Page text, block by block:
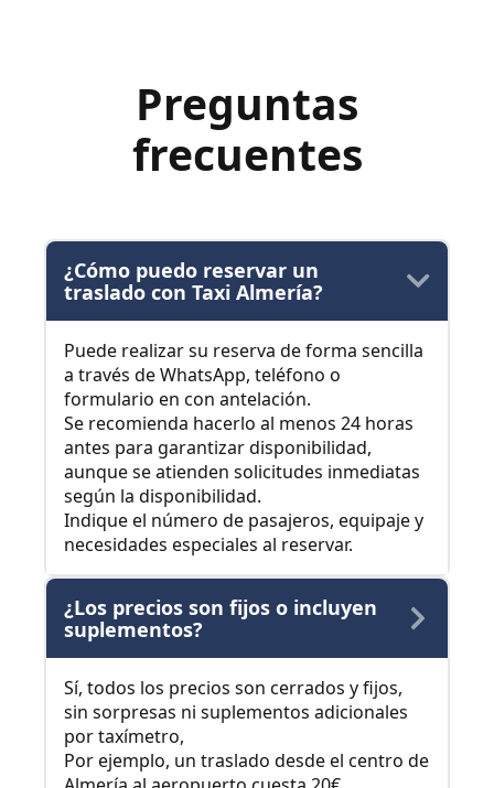
Preguntas
frecuentes
¿Cómo puedo reservar un
traslado con Taxi Almería?
Puede realizar su reserva de forma sencilla
a través de WhatsApp, teléfono o
formulario en con antelación.
Se recomienda hacerlo al menos 24 horas
antes para garantizar disponibilidad,
aunque se atienden solicitudes inmediatas
según la disponibilidad.
Indique el número de pasajeros, equipaje y
necesidades especiales al reservar.
¿Los precios son fijos o incluyen
suplementos?
Sí, todos los precios son cerrados y fijos,
sin sorpresas ni suplementos adicionales
por taxímetro,
Por ejemplo, un traslado desde el centro de